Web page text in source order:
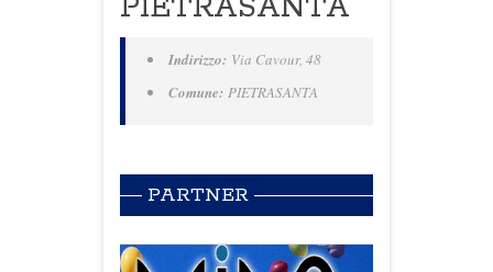
Indirizzo: Via Cavour, 48
Comune: PIETRASANTA
PARTNER